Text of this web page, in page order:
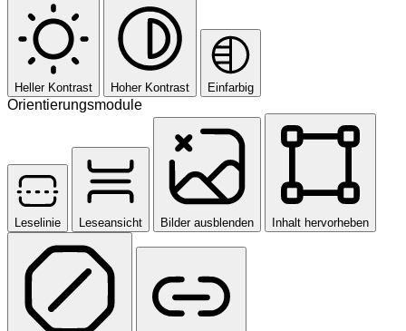
Heller Kontrast Hoher Kontrast Einfarbig
Orientierungsmodule
Leselinie Leseansicht Bilder ausblenden Inhalt hervorheben